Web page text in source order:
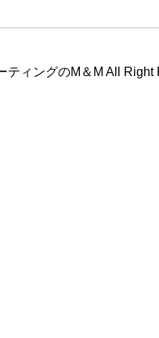
ティングのM＆M All Right